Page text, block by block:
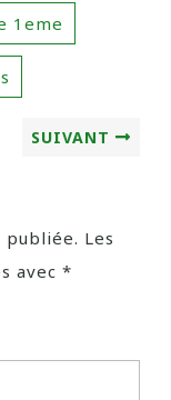
1eme
SUIVANT
publiée. Les
avec *